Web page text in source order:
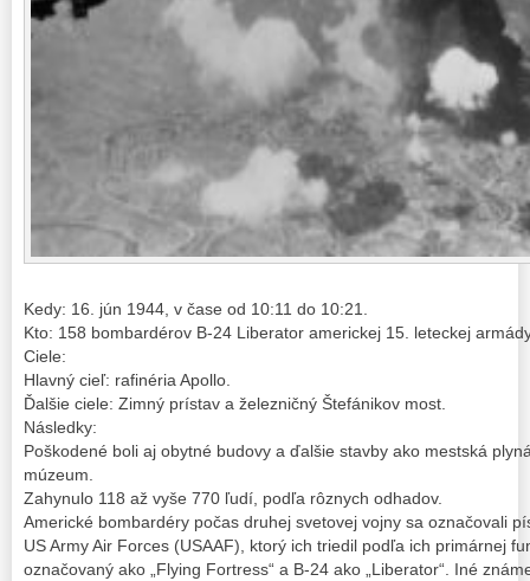
Kedy: 16. jún 1944, v čase od 10:11 do 10:21.
Kto: 158 bombardérov B-24 Liberator americkej 15. leteckej
Ciele:
Hlavný cieľ: rafinéria Apollo.
Ďalšie ciele: Zimný prístav a železničný Štefánikov most.
Následky:
Poškodené boli aj obytné budovy a ďalšie stavby ako mestská
múzeum.
Zahynulo 118 až vyše 770 ľudí, podľa rôznych odhadov.
Americké bombardéry počas druhej svetovej vojny sa označovali
US Army Air Forces (USAAF), ktorý ich triedil podľa ich primárnej
označovaný ako „Flying Fortress“ a B-24 ako „Liberator“. Iné